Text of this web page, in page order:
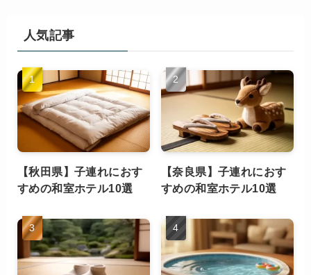
人気記事
【秋田県】子連れにおす
すめの和室ホテル10選
【奈良県】子連れにおす
すめの和室ホテル10選